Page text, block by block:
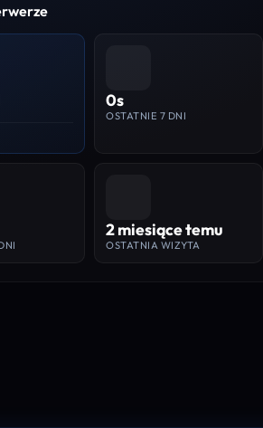
0s
OSTATNIE 7 DNI
2 miesiące temu
OSTATNIA WIZYTA